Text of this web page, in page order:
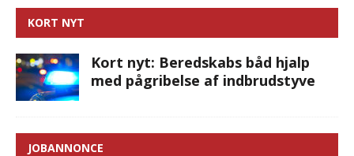
KORT NYT
Kort nyt: Beredskabs båd hjalp
med pågribelse af indbrudstyve
JOBANNONCE